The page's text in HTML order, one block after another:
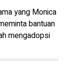
yang Monica
bantuan
mengadopsi